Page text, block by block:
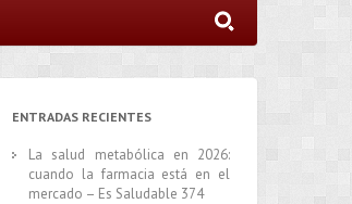
ENTRADAS RECIENTES
La salud metabólica en 2026:
cuando la farmacia está en el
mercado – Es Saludable 374